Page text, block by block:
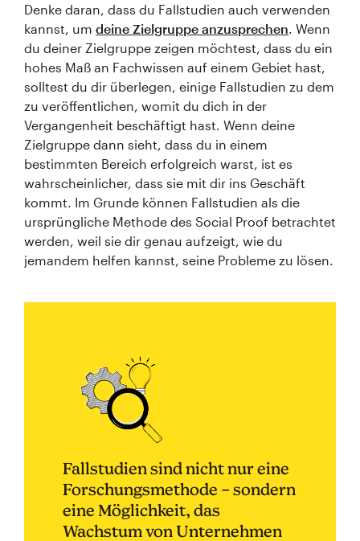
Denke daran, dass du Fallstudien auch verwenden
kannst, um deine Zielgruppe anzusprechen. Wenn
du deiner Zielgruppe zeigen möchtest, dass du ein
hohes Maß an Fachwissen auf einem Gebiet hast,
solltest du dir überlegen, einige Fallstudien zu dem
zu veröffentlichen, womit du dich in der
Vergangenheit beschäftigt hast. Wenn deine
Zielgruppe dann sieht, dass du in einem
bestimmten Bereich erfolgreich warst, ist es
wahrscheinlicher, dass sie mit dir ins Geschäft
kommt. Im Grunde können Fallstudien als die
ursprüngliche Methode des Social Proof betrachtet
werden, weil sie dir genau aufzeigt, wie du
jemandem helfen kannst, seine Probleme zu lösen.
Fallstudien sind nicht nur eine
Forschungsmethode – sondern
eine Möglichkeit, das
Wachstum von Unternehmen